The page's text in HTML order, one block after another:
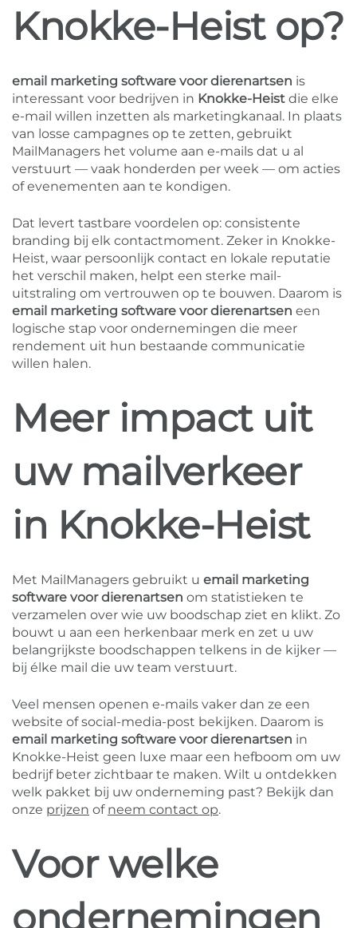
Knokke-Heist op?
email marketing software voor dierenartsen is
interessant voor bedrijven in Knokke-Heist die elke
e-mail willen inzetten als marketingkanaal. In plaats
van losse campagnes op te zetten, gebruikt
MailManagers het volume aan e-mails dat u al
verstuurt — vaak honderden per week — om acties
of evenementen aan te kondigen.
Dat levert tastbare voordelen op: consistente
branding bij elk contactmoment. Zeker in Knokke-
Heist, waar persoonlijk contact en lokale reputatie
het verschil maken, helpt een sterke mail-
uitstraling om vertrouwen op te bouwen. Daarom is
email marketing software voor dierenartsen een
logische stap voor ondernemingen die meer
rendement uit hun bestaande communicatie
willen halen.
Meer impact uit
uw mailverkeer
in Knokke-Heist
Met MailManagers gebruikt u email marketing
software voor dierenartsen om statistieken te
verzamelen over wie uw boodschap ziet en klikt. Zo
bouwt u aan een herkenbaar merk en zet u uw
belangrijkste boodschappen telkens in de kijker —
bij élke mail die uw team verstuurt.
Veel mensen openen e-mails vaker dan ze een
website of social-media-post bekijken. Daarom is
email marketing software voor dierenartsen in
Knokke-Heist geen luxe maar een hefboom om uw
bedrijf beter zichtbaar te maken. Wilt u ontdekken
welk pakket bij uw onderneming past? Bekijk dan
onze prijzen of neem contact op.
Voor welke
ondernemingen